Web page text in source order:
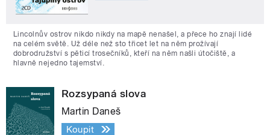
Lincolnův ostrov nikdo nikdy na mapě nenašel, a přece ho znají lidé
na celém světě. Už déle než sto třicet let na něm prožívají
dobrodružství s pěticí trosečníků, kteří na něm našli útočiště, a
hlavně nejedno tajemství.
Rozsypaná slova
Martin Daneš
Koupit